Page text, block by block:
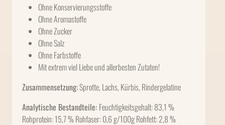
Ohne Konservierungsstoffe
Ohne Aromastoffe
Ohne Zucker
Ohne Salz
Ohne Farbstoffe
Mit extrem viel Liebe und allerbesten Zutaten!
Zusammensetzung:Sprotte, Lachs, Kürbis, Rindergelatine
Analytische Bestandteile: Feuchtigkeitsgehalt: 83,1 %
Rohprotein: 15,7 % Rohfaser: 0,6 g/100g Rohfett: 2,8 %